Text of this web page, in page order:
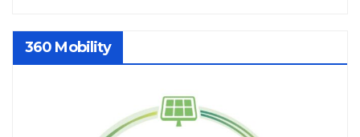
360 Mobility